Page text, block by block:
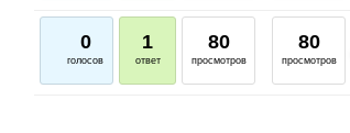
0
голосов
1
ответ
80
просмотров
80
просмотров